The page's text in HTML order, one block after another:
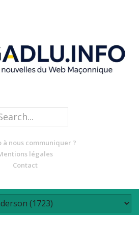
à nous communiquer ?
légales
Contact